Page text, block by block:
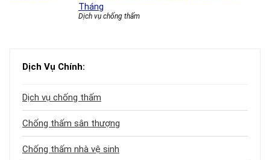
Tháng
Dịch vụ chống thấm
Dịch Vụ Chính:
Dịch vụ chống thấm
Chống thấm sân thượng
Chống thấm nhà vệ sinh